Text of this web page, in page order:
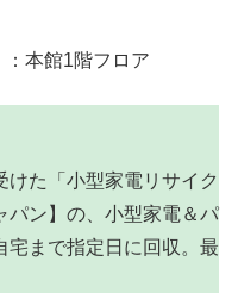
本館1階フロア
た「小型家電リサイク
パン】の、小型家電＆パ
宅まで指定日に回収。最